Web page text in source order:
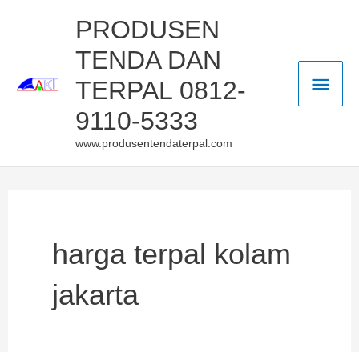
PRODUSEN
TENDA DAN
TERPAL 0812-
9110-5333
www.produsentendaterpal.com
harga terpal kolam
jakarta